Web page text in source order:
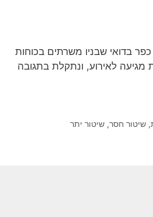
בדואי שבניו משרתים בכוחות
מגיעה לאירוע, ונתקלת בתגובה
, שיטור חסר, שיטור יתר